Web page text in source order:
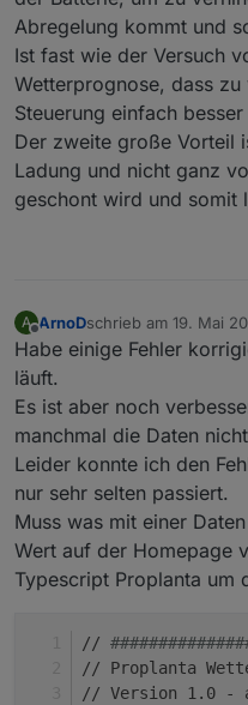
view-Prognose.txt
Abregelung kommt und
Ist fast wie der Versuch
Wetterprognose, dass
Steuerung einfach
Der zweite große Vorteil
Ladung und nicht ganz
geschont wird und somit
A
Offline
ArnoDschrieb am 19. Mai
zuletzt editiert von
Habe einige Fehler
läuft.
Es ist aber noch
manchmal die Daten
Leider konnte ich den
nur sehr selten passiert.
Muss was mit einer
Wert auf der Homepage
Typescript Proplanta um
//
// Proplanta
// Version 1.0 -